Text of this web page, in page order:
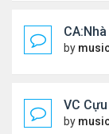
by
VC
by